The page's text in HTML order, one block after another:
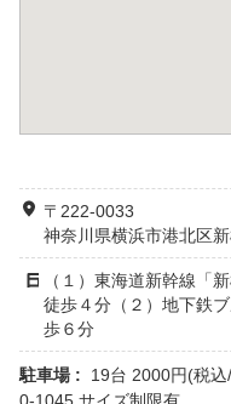
〒222-0033
神奈川県横浜市港北区
（１）東海道新幹線「
徒歩４分（２）地下鉄
歩６分
駐車場 :
19台 2000円(税